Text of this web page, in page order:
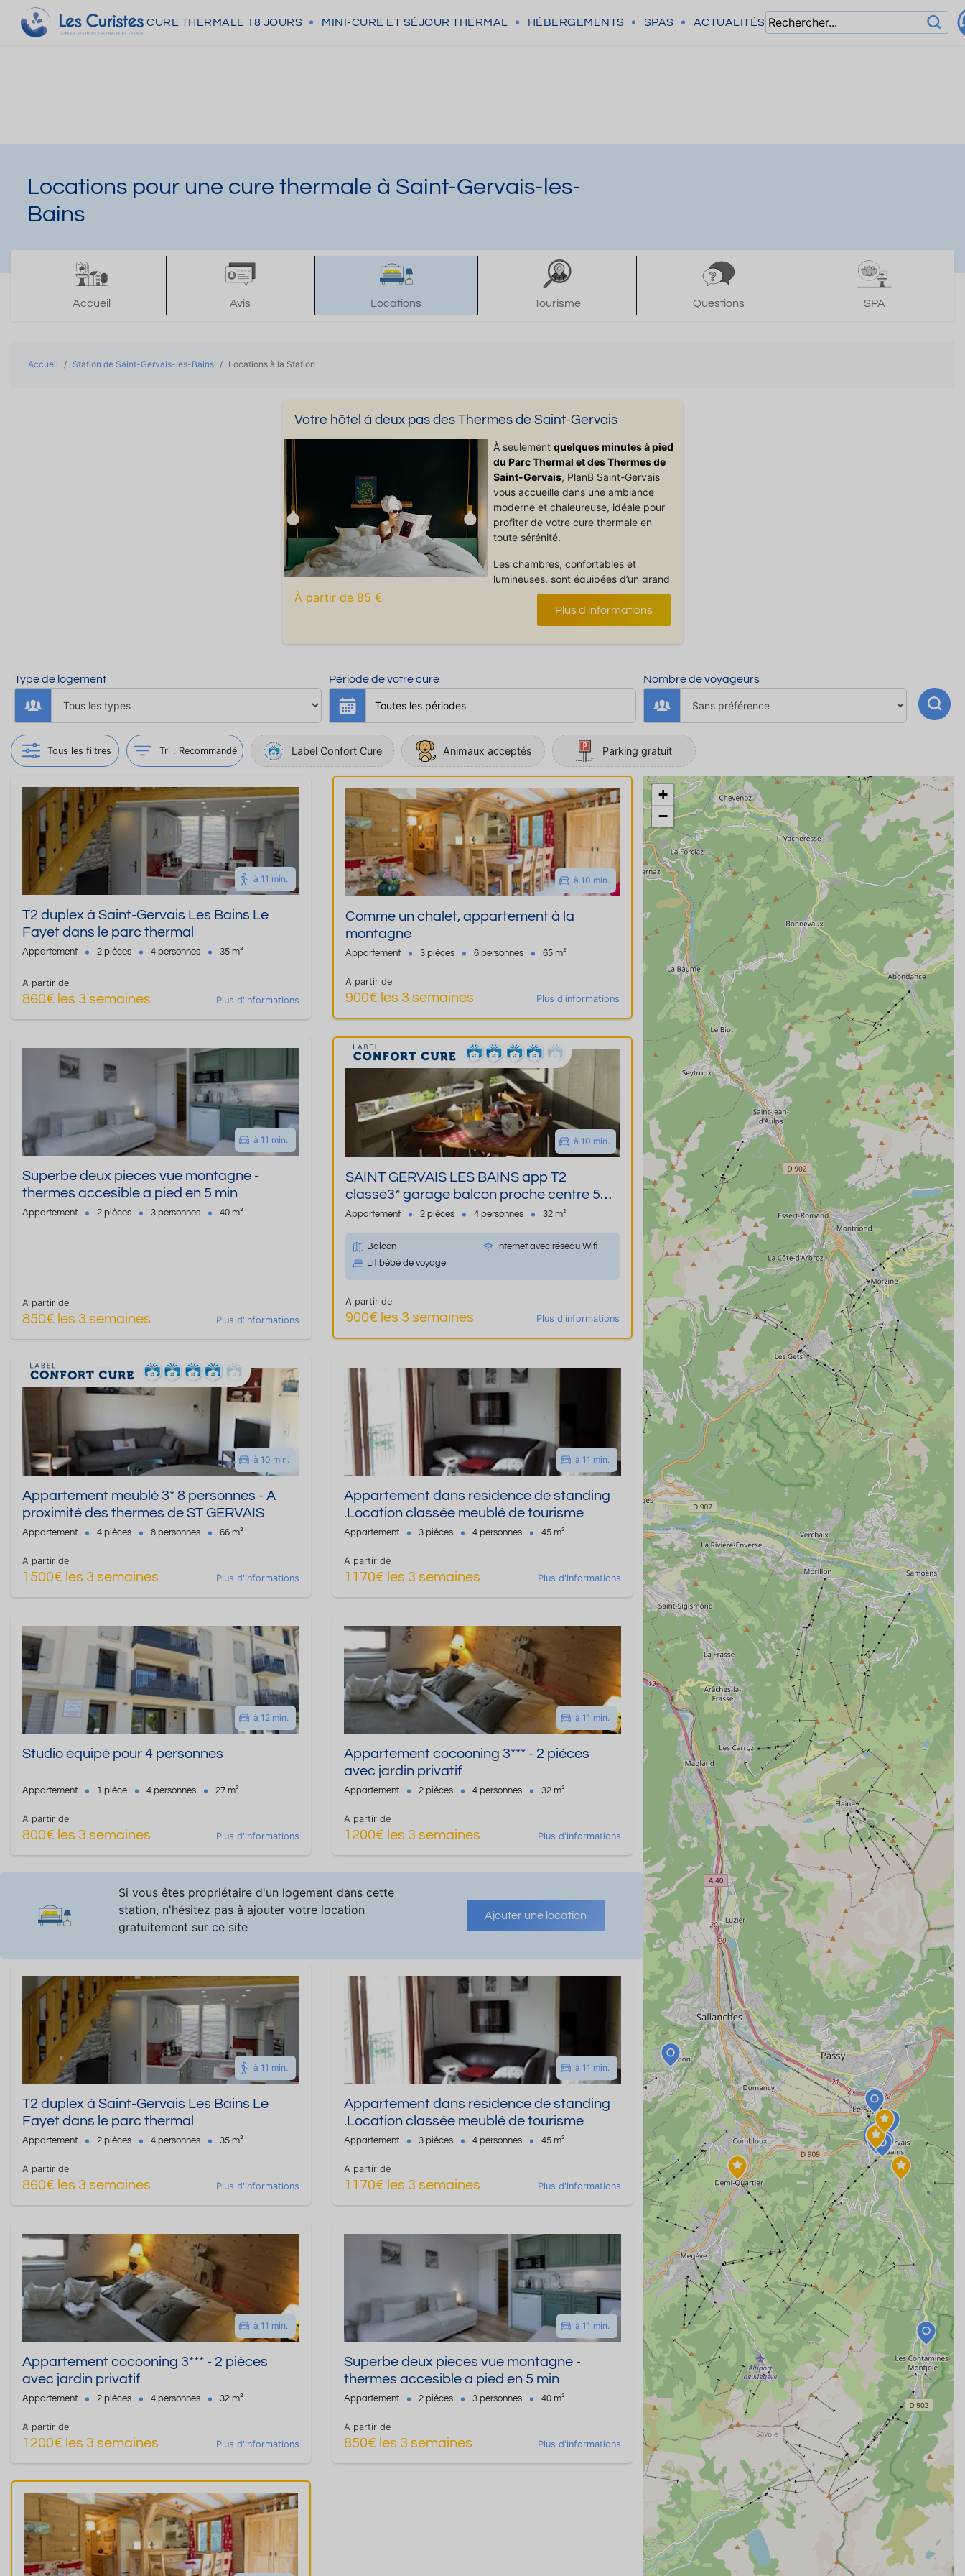
CURE THERMALE 18 JOURS MINI-CURE ET SÉJOUR THERMAL HÉBERGEMENTS SPAS ACTUALITÉS
Locations pour une cure thermale à Saint-Gervais-les-
Bains
Accueil Avis Locations Tourisme Questions SPA
Accueil Station de Saint-Gervais-les-Bains Locations à la Station
Votre hôtel à deux pas des Thermes de Saint-Gervais
À seulement quelques minutes à pied
du Parc Thermal et des Thermes de
Saint-Gervais, PlanB Saint-Gervais
vous accueille dans une ambiance
moderne et chaleureuse, idéale pour
profiter de votre cure thermale en
toute sérénité.
Les chambres, confortables et
lumineuses, sont équipées d’un grand
lit double (180x200 cm) ou de deux
lits simples, d’une salle de bain et
d’une télévision à écran plat.
, ainsi que d’un
proximité immédiate de la gare SNCF
et du téléphérique, parfait pour
découvrir la station et les environs
Un lieu de vie vivant,confortable et
pratique pour les curistes en quête
de détente, de simplicité et de
moments de partage à Saint-Gervais
Les Bains – Le Fayet.
À partir de 85 €
Plus d'informations
Type de logement Période de votre cure Nombre de voyageurs
Tous les filtres Tri : Recommandé Label Confort Cure Animaux acceptés Parking gratuit
à 11 min.
T2 duplex à Saint-Gervais Les Bains Le
Fayet dans le parc thermal
Appartement 2 pièces 4 personnes 35 m²
A partir de
860€ les 3 semaines Plus d'informations
à 10 min.
Comme un chalet, appartement à la
montagne
Appartement 3 pièces 6 personnes 65 m²
A partir de
900€ les 3 semaines Plus d'informations
à 11 min.
Superbe deux pieces vue montagne -
thermes accesible a pied en 5 min
Appartement 2 pièces 3 personnes 40 m²
A partir de
850€ les 3 semaines Plus d'informations
à 10 min.
SAINT GERVAIS LES BAINS app T2
classé3* garage balcon proche centre 5
minutes en voiture des thermes
Appartement 2 pièces 4 personnes 32 m²
Balcon
Internet avec réseau Wifi
Lit bébé de voyage
A partir de
900€ les 3 semaines Plus d'informations
à 10 min.
Appartement meublé 3* 8 personnes - A
proximité des thermes de ST GERVAIS
Appartement 4 pièces 8 personnes 66 m²
A partir de
1500€ les 3 semaines Plus d'informations
à 11 min.
Appartement dans résidence de standing
.Location classée meublé de tourisme
Appartement 3 pièces 4 personnes 45 m²
A partir de
1170€ les 3 semaines Plus d'informations
à 12 min.
Studio équipé pour 4 personnes
Appartement 1 pièce 4 personnes 27 m²
A partir de
800€ les 3 semaines Plus d'informations
à 11 min.
Appartement cocooning 3*** - 2 pièces
avec jardin privatif
Appartement 2 pièces 4 personnes 32 m²
A partir de
1200€ les 3 semaines Plus d'informations
Si vous êtes propriétaire d'un logement dans cette
station, n'hésitez pas à ajouter votre location
gratuitement sur ce site
Ajouter une location
à 11 min.
T2 duplex à Saint-Gervais Les Bains Le
Fayet dans le parc thermal
Appartement 2 pièces 4 personnes 35 m²
A partir de
860€ les 3 semaines Plus d'informations
à 11 min.
Appartement dans résidence de standing
.Location classée meublé de tourisme
Appartement 3 pièces 4 personnes 45 m²
A partir de
1170€ les 3 semaines Plus d'informations
à 11 min.
Appartement cocooning 3*** - 2 pièces
avec jardin privatif
Appartement 2 pièces 4 personnes 32 m²
A partir de
1200€ les 3 semaines Plus d'informations
à 11 min.
Superbe deux pieces vue montagne -
thermes accesible a pied en 5 min
Appartement 2 pièces 3 personnes 40 m²
A partir de
850€ les 3 semaines Plus d'informations
+
−